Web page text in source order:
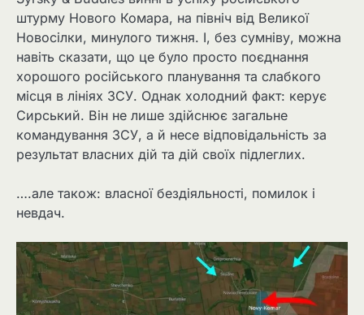
штурму Нового Комара, на північ від Великої
Новосілки, минулого тижня. І, без сумніву, можна
навіть сказати, що це було просто поєднання
хорошого російського планування та слабкого
місця в лініях ЗСУ. Однак холодний факт: керує
Сирський. Він не лише здійснює загальне
командування ЗСУ, а й несе відповідальність за
результат власних дій та дій своїх підлеглих.
….але також: власної бездіяльності, помилок і
невдач.